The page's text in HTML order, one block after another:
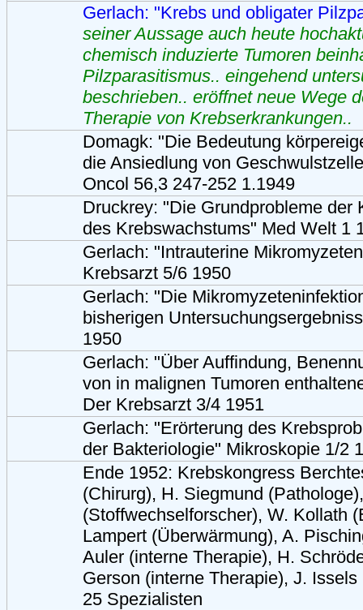
Gerlach: "Krebs und obligater
seiner Aussage auch heute
chemisch induzierte Tumoren
Pilzparasitismus.. eingehend
beschrieben.. eröffnet neue Wege
Therapie von Krebserkrankungen..
Domagk: "Die Bedeutung
die Ansiedlung von
Oncol 56,3 247-252 1.1949
Druckrey: "Die Grundprobleme der
des Krebswachstums" Med Welt 1
Gerlach: "Intrauterine
Krebsarzt 5/6 1950
Gerlach: "Die
bisherigen
1950
Gerlach: "Über Auffindung,
von in malignen Tumoren
Der Krebsarzt 3/4 1951
Gerlach: "Erörterung des
der Bakteriologie" Mikroskopie 1/2
Ende 1952: Krebskongress
(Chirurg), H. Siegmund
(Stoffwechselforscher), W. Kollath
Lampert (Überwärmung), A.
Auler (interne Therapie), H.
Gerson (interne Therapie), J.
25 Spezialisten